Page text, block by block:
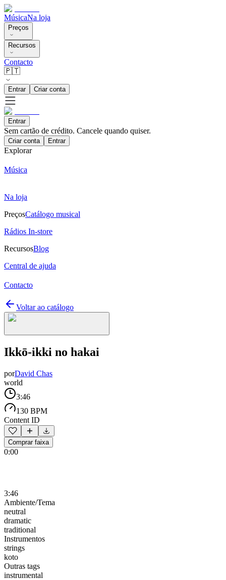
MúsicaNa loja
Preços
Recursos
Contacto
🇵🇹
Entrar Criar conta
Entrar
Sem cartão de crédito. Cancele quando quiser.
Criar conta Entrar
Explorar
Música
Na loja
PreçosCatálogo musical
Rádios In-store
RecursosBlog
Central de ajuda
Contacto
Voltar ao catálogo
Ikkō-ikki no hakai
porDavid Chas
world
3:46
130 BPM
Content ID
Comprar faixa
0:00
3:46
Ambiente/Tema
neutral
dramatic
traditional
Instrumentos
strings
koto
Outras tags
instrumental